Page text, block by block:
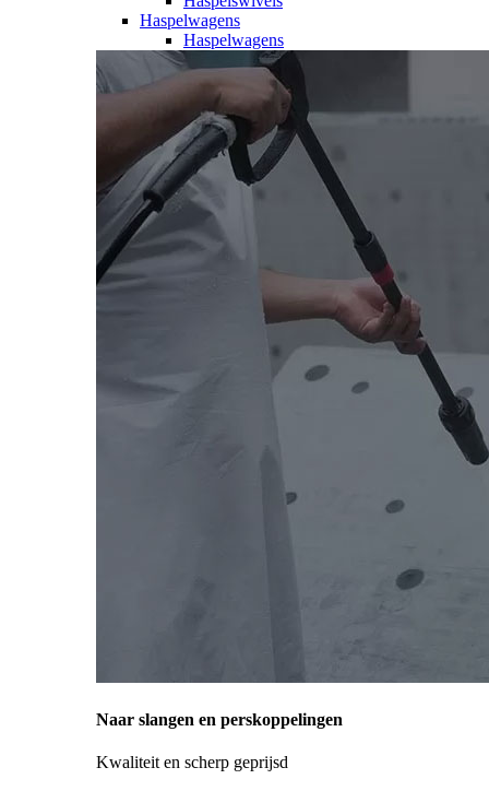
Haspelwagens
Haspelwagens
Naar slangen en perskoppelingen
Kwaliteit en scherp geprijsd